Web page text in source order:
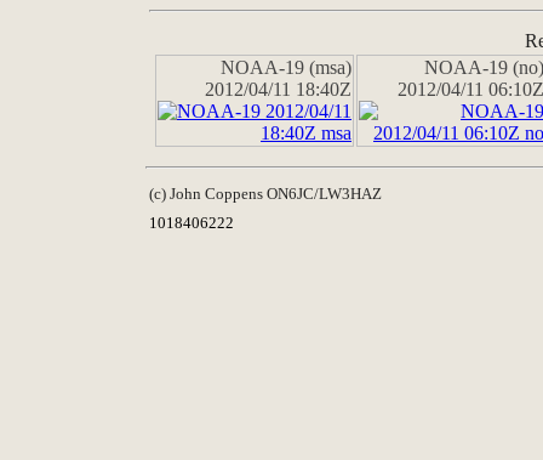
NOAA-19 (msa)
2012/04/11 18:40Z
NOAA-19 (no)
2012/04/11 06:10Z
(c) John Coppens ON6JC/LW3HAZ
1018406222